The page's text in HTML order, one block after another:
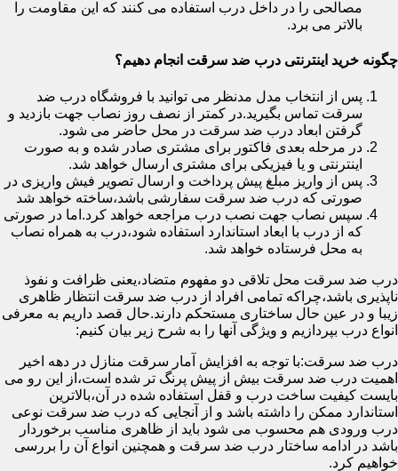
مصالحی را در داخل درب استفاده می کنند که این مقاومت را
بالاتر می برد.
چگونه خرید اینترنتی درب ضد سرقت انجام دهیم؟
پس از انتخاب مدل مدنظر می توانید با فروشگاه درب ضد
سرقت تماس بگیرید.در کمتر از نصف روز نصاب جهت بازدید و
گرفتن ابعاد درب ضد سرقت در محل حاضر می شود.
در مرحله بعدی فاکتور برای مشتری صادر شده و به صورت
اینترنتی و یا فیزیکی برای مشتری ارسال خواهد شد.
پس از واریز مبلغ پیش پرداخت و ارسال تصویر فیش واریزی در
صورتی که درب ضد سرقت سفارشی باشد،ساخته خواهد شد
سپس نصاب جهت نصب درب مراجعه خواهد کرد.اما در صورتی
که از درب با ابعاد استاندارد استفاده شود،درب به همراه نصاب
به محل فرستاده خواهد شد.
درب ضد سرقت محل تلاقی دو مفهوم متضاد،یعنی ظرافت و نفوذ
ناپذیری باشد،چراکه تمامی افراد از درب ضد سرقت انتظار ظاهری
زیبا و در عین حال ساختاری مستحکم دارند.حال قصد داریم به معرفی
انواع درب بپردازیم و ویژگی آنها را به شرح زیر بیان کنیم:
درب ضد سرقت:با توجه به افزایش آمار سرقت منازل در دهه اخیر
اهمیت درب ضد سرقت بیش از پیش پرنگ تر شده است،از این رو می
بایست کیفیت ساخت درب و قفل استفاده شده در آن،بالاترین
استاندارد ممکن را داشته باشد و از آنجایی که درب ضد سرقت نوعی
درب ورودی هم محسوب می شود باید از ظاهری مناسب برخوردار
باشد در ادامه ساختار درب ضد سرقت و همچنین انواع آن را بررسی
خواهیم کرد.